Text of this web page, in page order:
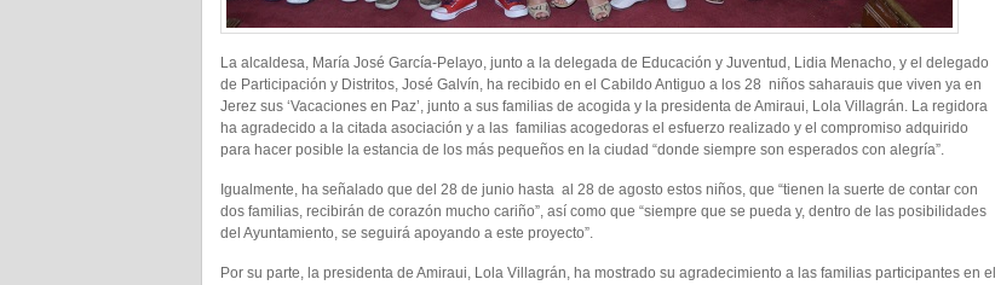
La alcaldesa, María José García-Pelayo, junto a la delegada de Educación y Juventud, Lidia Menacho, y el delegado
de Participación y Distritos, José Galvín, ha recibido en el Cabildo Antiguo a los 28 niños saharauis que viven ya en
Jerez sus ‘Vacaciones en Paz’, junto a sus familias de acogida y la presidenta de Amiraui, Lola Villagrán. La regidora
ha agradecido a la citada asociación y a las familias acogedoras el esfuerzo realizado y el compromiso adquirido
para hacer posible la estancia de los más pequeños en la ciudad “donde siempre son esperados con alegría”.
Igualmente, ha señalado que del 28 de junio hasta al 28 de agosto estos niños, que “tienen la suerte de contar con
dos familias, recibirán de corazón mucho cariño”, así como que “siempre que se pueda y, dentro de las posibilidades
del Ayuntamiento, se seguirá apoyando a este proyecto”.
Por su parte, la presidenta de Amiraui, Lola Villagrán, ha mostrado su agradecimiento a las familias participantes en el